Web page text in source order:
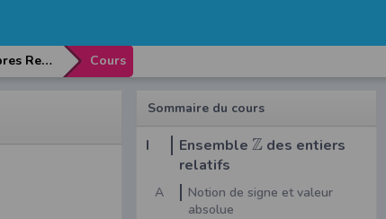
Chapitre 6: Nombres Relatifs Cours
Sommaire du cours
I Ensemble Z des entiers
relatifs
A
Notion de signe et valeur
absolue